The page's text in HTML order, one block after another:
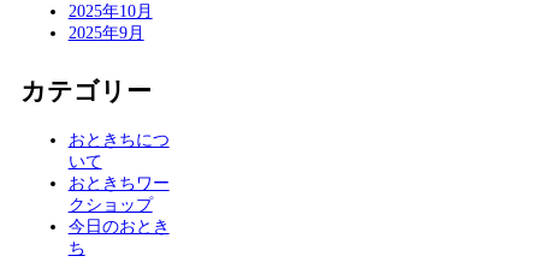
2025年10月
2025年9月
カテゴリー
おときちにつ
いて
おときちワー
クショップ
今日のおとき
ち